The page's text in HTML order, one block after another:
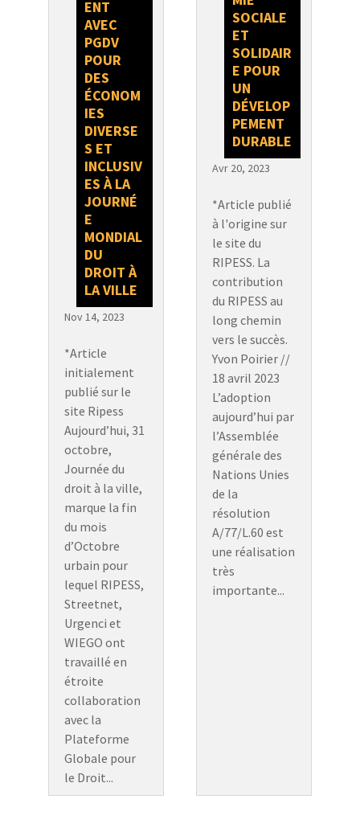
ENT
AVEC
PGDV
POUR
DES
ÉCONOM
IES
DIVERSE
S ET
INCLUSIV
ES À LA
JOURNÉ
E
MONDIAL
DU
DROIT À
LA VILLE
Nov 14, 2023
*Article
initialement
publié sur le
site Ripess
Aujourd’hui, 31
octobre,
Journée du
droit à la ville,
marque la fin
du mois
d’Octobre
urbain pour
lequel RIPESS,
Streetnet,
Urgenci et
WIEGO ont
travaillé en
étroite
collaboration
avec la
Plateforme
Globale pour
le Droit...
SOCIALE
ET
SOLIDAIR
E POUR
UN
DÉVELOP
PEMENT
DURABLE
Avr 20, 2023
*Article publié
à l'origine sur
le site du
RIPESS. La
contribution
du RIPESS au
long chemin
vers le succès.
Yvon Poirier //
18 avril 2023
L’adoption
aujourd’hui par
l’Assemblée
générale des
Nations Unies
de la
résolution
A/77/L.60 est
une réalisation
très
importante...